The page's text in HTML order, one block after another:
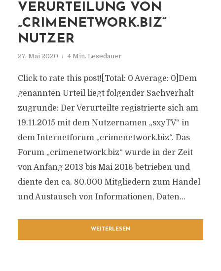
VERURTEILUNG VON
„CRIMENETWORK.BIZ“
NUTZER
27. Mai 2020 4 Min. Lesedauer
Click to rate this post![Total: 0 Average: 0]Dem
genannten Urteil liegt folgender Sachverhalt
zugrunde: Der Verurteilte registrierte sich am
19.11.2015 mit dem Nutzernamen „sxyTV“ in
dem Internetforum „crimenetwork.biz“. Das
Forum „crimenetwork.biz“ wurde in der Zeit
von Anfang 2013 bis Mai 2016 betrieben und
diente den ca. 80.000 Mitgliedern zum Handel
und Austausch von Informationen, Daten...
WEITERLESEN